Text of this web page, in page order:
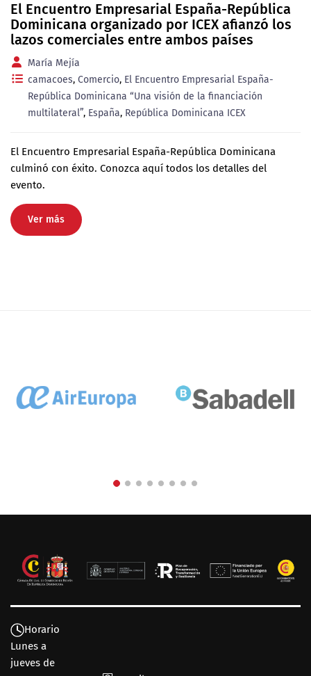
El Encuentro Empresarial España-República
Dominicana organizado por ICEX afianzó los
lazos comerciales entre ambos países
María Mejía
camacoes, Comercio, El Encuentro Empresarial España-
República Dominicana “Una visión de la financiación
multilateral”, España, República Dominicana ICEX
El Encuentro Empresarial España-República Dominicana
culminó con éxito. Conozca aquí todos los detalles del
evento.
Ver más
Horario
Lunes a
jueves de